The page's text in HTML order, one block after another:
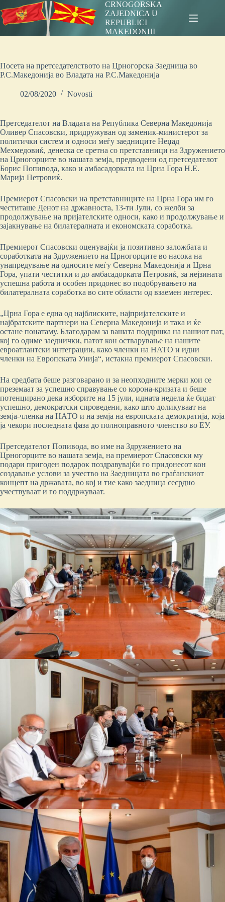
to
content
CRNOGORSKA
ZAJEDNICA U
REPUBLICI
MAKEDONIJI
Посета на претседателството на Црногорска Заедница во
Р.С.Македонија во Владата на Р.С.Македонија
02/08/2020 Novosti
Претседателот на Владата на Република Северна Македонија
Оливер Спасовски, придружуван од заменик-министерот за
политички систем и односи меѓу заедниците Неџад
Мехмедовиќ, денеска се сретна со претставници на Здружението
на Црногорците во нашата земја, предводени од претседателот
Борис Попивода, како и амбасадорката на Црна Гора Н.Е.
Марија Петровиќ.
Премиерот Спасовски на претставниците на Црна Гора им го
честиташе Денот на државноста, 13-ти Јули, со желби за
продолжување на пријателските односи, како и продолжување и
зајакнување на билатералната и економската соработка.
Премиерот Спасовски оценувајќи ја позитивно заложбата и
соработката на Здружението на Црногорците во насока на
унапредување на односите меѓу Северна Македонија и Црна
Гора, упати честитки и до амбасадорката Петровиќ, за нејзината
успешна работа и особен придонес во подобрувањето на
билатералната соработка во сите области од взаемен интерес.
„Црна Гора е една од најблиските, најпријателските и
најбратските партнери на Северна Македонија и така и ќе
остане понатаму. Благодарам за вашата поддршка на нашиот пат,
кој го одиме заеднички, патот кон остварување на нашите
евроатлантски интеграции, како членки на НАТО и идни
членки на Европската Унија“, истакна премиерот Спасовски.
На средбата беше разговарано и за неопходните мерки кои се
преземаат за успешно справување со корона-кризата и беше
потенцирано дека изборите на 15 јули, идната недела ќе бидат
успешно, демократски спроведени, како што доликуваат на
земја-членка на НАТО и на земја на европската демократија, која
ја чекори последната фаза до полноправното членство во ЕУ.
Претседателот Попивода, во име на Здружението на
Црногорците во нашата земја, на премиерот Спасовски му
подари пригоден подарок поздравувајќи го придонесот кон
создавање услови за учество на Заедницата во граѓанскиот
концепт на државата, во кој и тие како заедница сесрдно
учествуваат и го поддржуваат.